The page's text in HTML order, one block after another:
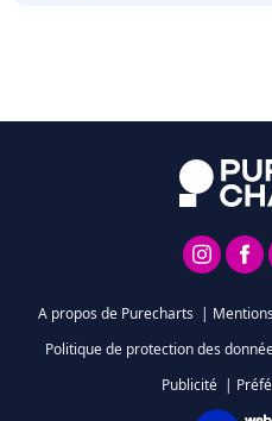
A propos de Purecharts |
Politique de protection des
Publicité |